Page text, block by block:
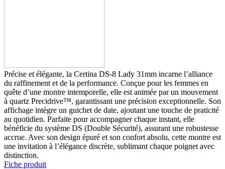
Précise et élégante, la Certina DS-8 Lady 31mm incarne l’alliance
du raffinement et de la performance. Conçue pour les femmes en
quête d’une montre intemporelle, elle est animée par un mouvement
à quartz Precidrive™, garantissant une précision exceptionnelle. Son
affichage intègre un guichet de date, ajoutant une touche de praticité
au quotidien. Parfaite pour accompagner chaque instant, elle
bénéficie du système DS (Double Sécurité), assurant une robustesse
accrue. Avec son design épuré et son confort absolu, cette montre est
une invitation à l’élégance discrète, sublimant chaque poignet avec
distinction.
Fiche produit